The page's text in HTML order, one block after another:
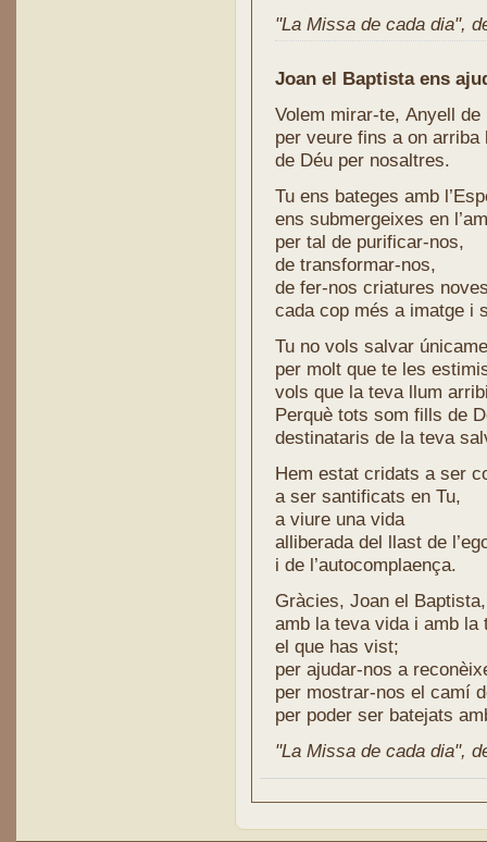
"La Missa de cada dia",
Joan el Baptista ens
Volem mirar-te, Anyell de
per veure fins a on arriba
de Déu per nosaltres.
Tu ens bateges amb
ens submergeixes en
per tal de purificar-nos,
de transformar-nos,
de fer-nos criatures
cada cop més a imatge i
Tu no vols salvar
per molt que te les
vols que la teva llum
Perquè tots som fills de
destinataris de la teva
Hem estat cridats a ser
a ser santificats en Tu,
a viure una vida
alliberada del llast de
i de l’autocomplaença.
Gràcies, Joan el
amb la teva vida i amb la
el que has vist;
per ajudar-nos a
per mostrar-nos el camí
per poder ser batejats
"La Missa de cada dia",